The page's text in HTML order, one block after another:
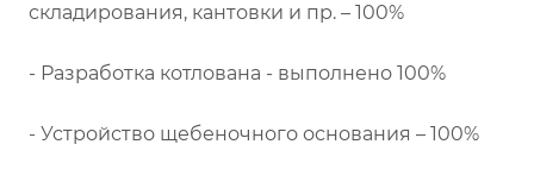
складирования, кантовки и пр. – 100%
- Разработка котлована - выполнено 100%
- Устройство щебеночного основания – 100%